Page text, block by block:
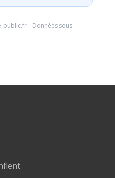
public.fr– Données sous